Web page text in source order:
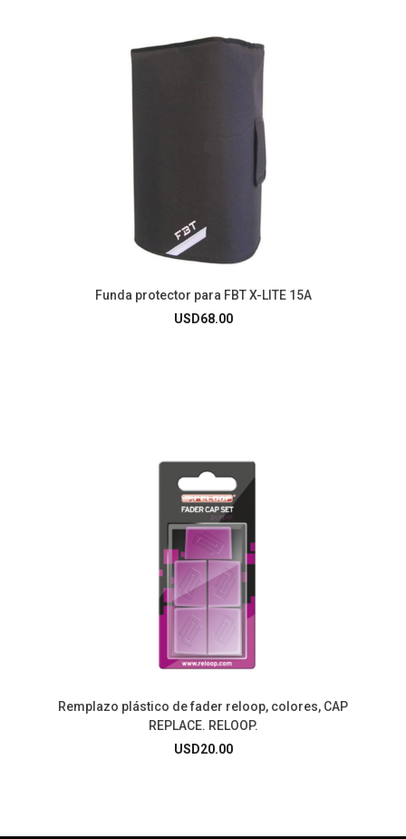
Funda protector para FBT X-LITE 15A
USD68.00
Remplazo plástico de fader reloop, colores, CAP
REPLACE. RELOOP.
USD20.00